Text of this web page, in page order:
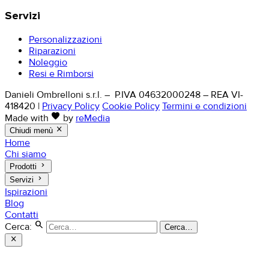
Servizi
Personalizzazioni
Riparazioni
Noleggio
Resi e Rimborsi
Danieli Ombrelloni s.r.l. – P.IVA 04632000248 – REA VI-
418420 | Privacy Policy Cookie Policy Termini e condizioni
Made with favorite by reMedia
Chiudi menù close
Home
Chi siamo
Prodotti keyboard_arrow_right
Servizi keyboard_arrow_right
Ispirazioni
Blog
Contatti
Cerca: search Cerca…
close